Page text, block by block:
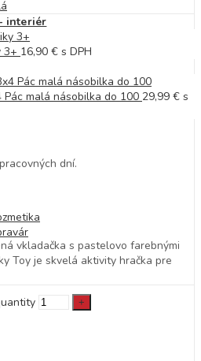
interiér
3+ 16,90 € s DPH
malá násobilka do 100 29,99 € s
dní.
vkladačka s pastelovo farebnými
Toy je skvelá aktivity hračka pre